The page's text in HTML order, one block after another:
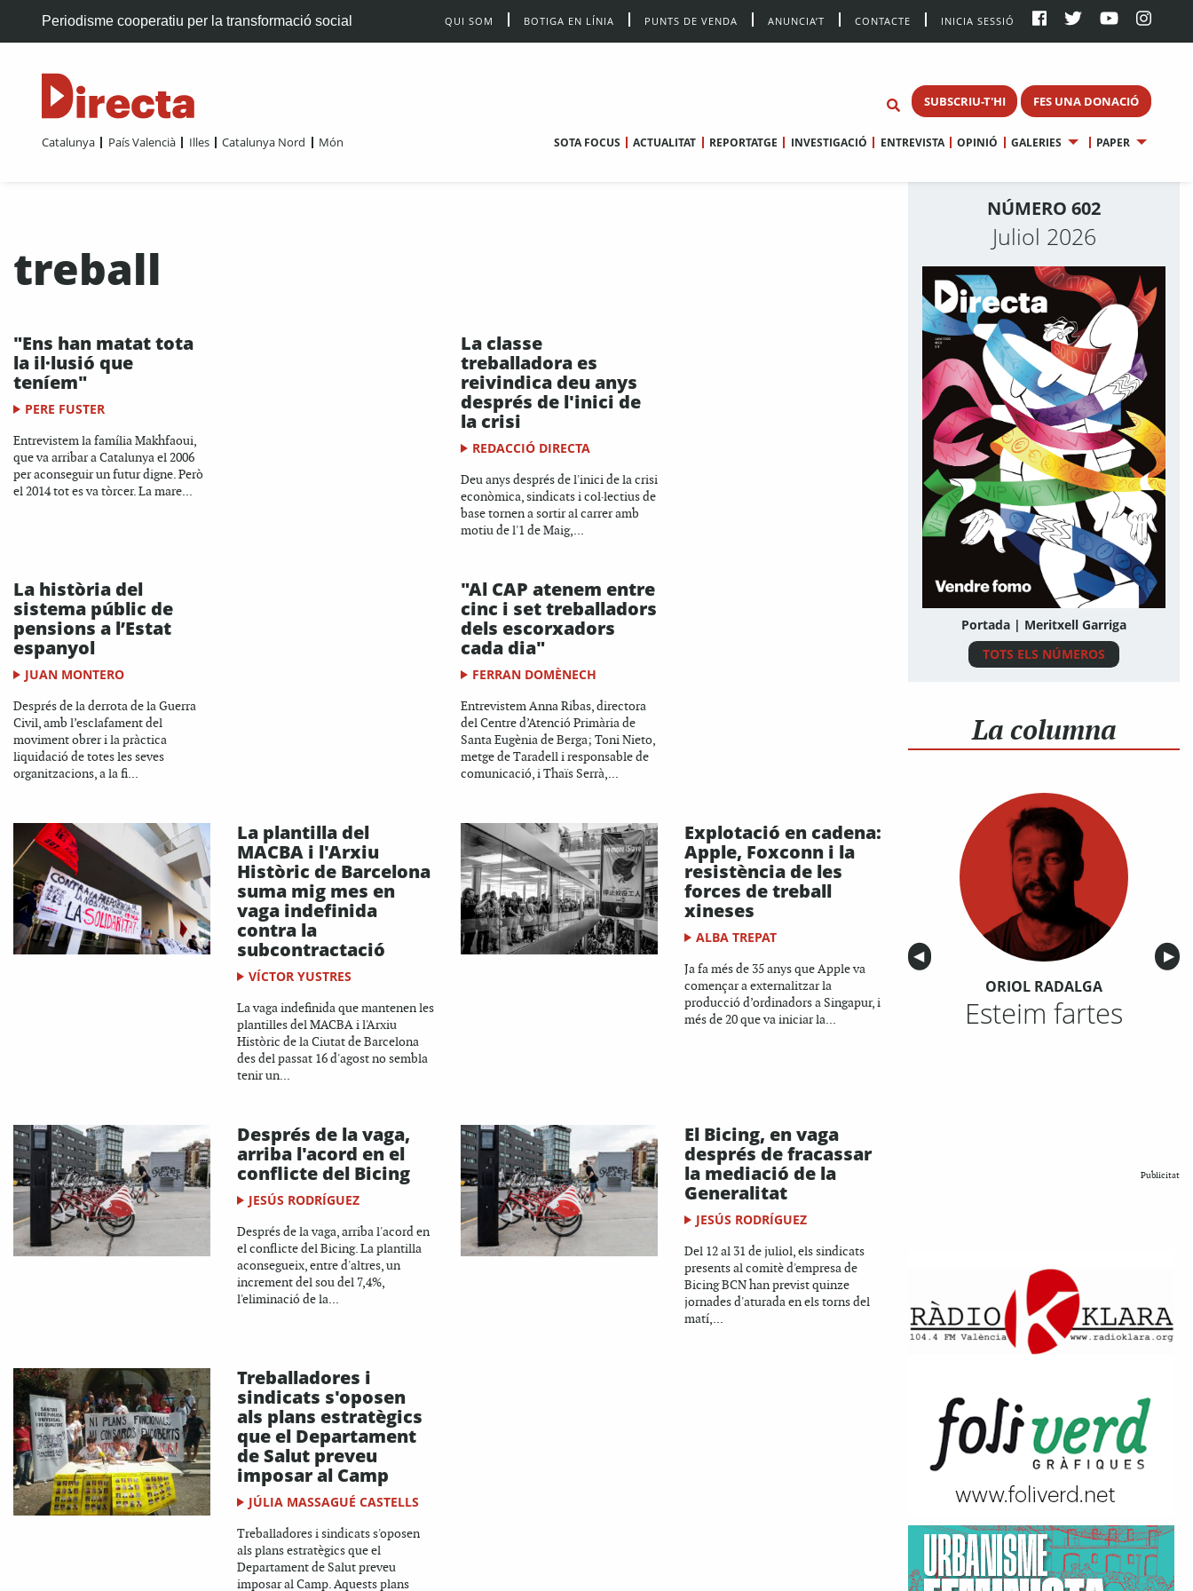
Periodisme cooperatiu per la transformació social QUI SOM BOTIGA EN LÍNIA PUNTS DE VENDA ANUNCIA’T CONTACTE INICIA SESSIÓ
SUBSCRIU-T'HI FES UNA DONACIÓ
Catalunya País Valencià Illes Catalunya Nord Món SOTA FOCUS ACTUALITAT REPORTATGE INVESTIGACIÓ ENTREVISTA OPINIÓ GALERIES PAPER
treball
"Ens han matat tota
la il·lusió que
teníem"
PERE FUSTER
Entrevistem la família Makhfaoui,
que va arribar a Catalunya el 2006
per aconseguir un futur digne. Però
el 2014 tot es va tòrcer. La mare...
La classe
treballadora es
reivindica deu anys
després de l'inici de
la crisi
REDACCIÓ DIRECTA
Deu anys després de l'inici de la crisi
econòmica, sindicats i col·lectius de
base tornen a sortir al carrer amb
motiu de l'1 de Maig,...
La història del
sistema públic de
pensions a l’Estat
espanyol
JUAN MONTERO
Després de la derrota de la Guerra
Civil, amb l’esclafament del
moviment obrer i la pràctica
liquidació de totes les seves
organitzacions, a la fi...
"Al CAP atenem entre
cinc i set treballadors
dels escorxadors
cada dia"
FERRAN DOMÈNECH
Entrevistem Anna Ribas, directora
del Centre d’Atenció Primària de
Santa Eugènia de Berga; Toni Nieto,
metge de Taradell i responsable de
comunicació, i Thaïs Serrà,...
La plantilla del
MACBA i l'Arxiu
Històric de Barcelona
suma mig mes en
vaga indefinida
contra la
subcontractació
VÍCTOR YUSTRES
La vaga indefinida que mantenen les
plantilles del MACBA i l'Arxiu
Històric de la Ciutat de Barcelona
des del passat 16 d'agost no sembla
tenir un...
Explotació en cadena:
Apple, Foxconn i la
resistència de les
forces de treball
xineses
ALBA TREPAT
Ja fa més de 35 anys que Apple va
començar a externalitzar la
producció d’ordinadors a Singapur, i
més de 20 que va iniciar la...
Després de la vaga,
arriba l'acord en el
conflicte del Bicing
JESÚS RODRÍGUEZ
Després de la vaga, arriba l'acord en
el conflicte del Bicing. La plantilla
aconsegueix, entre d'altres, un
increment del sou del 7,4%,
l'eliminació de la...
El Bicing, en vaga
després de fracassar
la mediació de la
Generalitat
JESÚS RODRÍGUEZ
Del 12 al 31 de juliol, els sindicats
presents al comitè d'empresa de
Bicing BCN han previst quinze
jornades d'aturada en els torns del
matí,...
Treballadores i
sindicats s'oposen
als plans estratègics
que el Departament
de Salut preveu
imposar al Camp
JÚLIA MASSAGUÉ CASTELLS
Treballadores i sindicats s'oposen
als plans estratègics que el
Departament de Salut preveu
imposar al Camp. Aquests plans
NÚMERO 602
Juliol 2026
Portada | Meritxell Garriga
TOTS ELS NÚMEROS
La columna
Anterior
◀︎ ▶︎
ORIOL RADALGA
Esteim fartes
Publicitat